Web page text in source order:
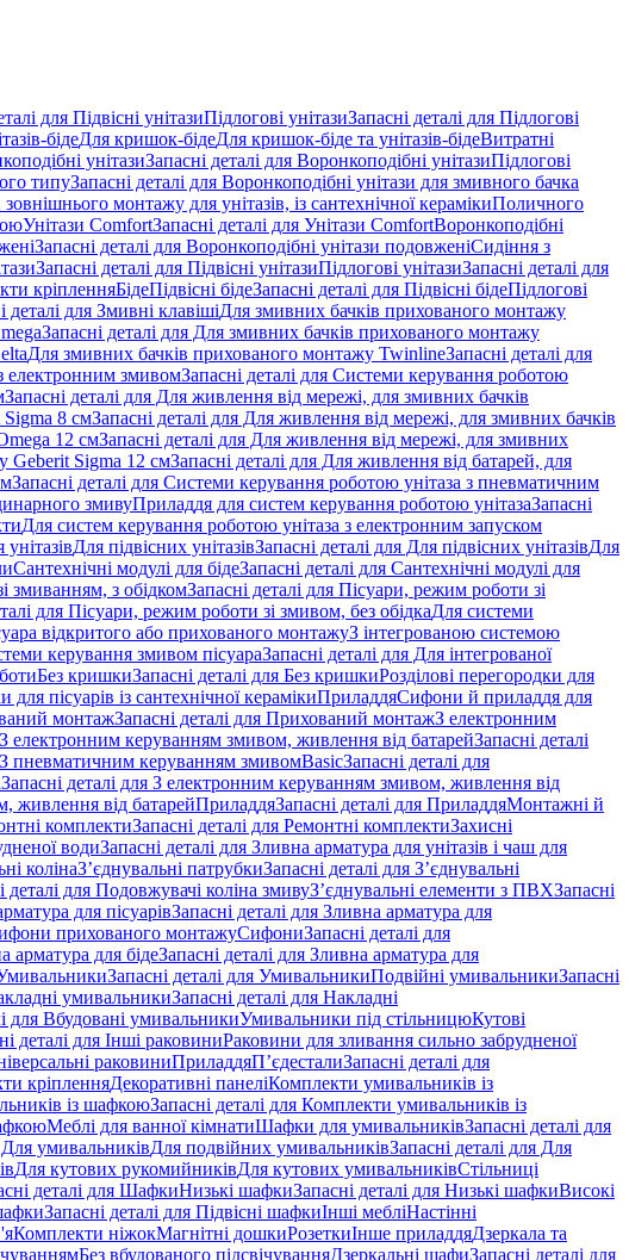
для Підвісні унітазиПідлогові унітазиЗапасні деталі для Підлогові
бідеДля кришок-бідеДля кришок-біде та унітазів-бідеВитратні
унітазиЗапасні деталі для Воронкоподібні унітазиПідлогові
типуЗапасні деталі для Воронкоподібні унітази для змивного бачка
монтажу для унітазів, із сантехнічної керамікиПоличного
Унітази ComfortЗапасні деталі для Унітази ComfortВоронкоподібні
Запасні деталі для Воронкоподібні унітази подовженіСидіння з
Запасні деталі для Підвісні унітазиПідлогові унітазиЗапасні деталі для
кріпленняБідеПідвісні бідеЗапасні деталі для Підвісні бідеПідлогові
деталі для Змивні клавішіДля змивних бачків прихованого монтажу
Запасні деталі для Для змивних бачків прихованого монтажу
Для змивних бачків прихованого монтажу TwinlineЗапасні деталі для
електронним змивомЗапасні деталі для Системи керування роботою
Запасні деталі для Для живлення від мережі, для змивних бачків
8 смЗапасні деталі для Для живлення від мережі, для змивних бачків
12 смЗапасні деталі для Для живлення від мережі, для змивних
Geberit Sigma 12 смЗапасні деталі для Для живлення від батарей, для
Запасні деталі для Системи керування роботою унітаза з пневматичним
змивуПриладдя для систем керування роботою унітазаЗапасні
Для систем керування роботою унітаза з електронним запуском
Для підвісних унітазівЗапасні деталі для Для підвісних унітазівДля
Сантехнічні модулі для бідеЗапасні деталі для Сантехнічні модулі для
змиванням, з обідкомЗапасні деталі для Пісуари, режим роботи зі
для Пісуари, режим роботи зі змивом, без обідкаДля системи
відкритого або прихованого монтажуЗ інтегрованою системою
керування змивом пісуараЗапасні деталі для Для інтегрованої
Без кришкиЗапасні деталі для Без кришкиРозділові перегородки для
для пісуарів із сантехнічної керамікиПриладдяСифони й приладдя для
монтажЗапасні деталі для Прихований монтажЗ електронним
З електронним керуванням змивом, живлення від батарейЗапасні деталі
З пневматичним керуванням змивомBasicЗапасні деталі для
Запасні деталі для З електронним керуванням змивом, живлення від
живлення від батарейПриладдяЗапасні деталі для ПриладдяМонтажні й
комплектиЗапасні деталі для Ремонтні комплектиЗахисні
водиЗапасні деталі для Зливна арматура для унітазів і чаш для
колінаЗ’єднувальні патрубкиЗапасні деталі для З’єднувальні
деталі для Подовжувачі коліна змивуЗ’єднувальні елементи з ПВХЗапасні
для пісуарівЗапасні деталі для Зливна арматура для
прихованого монтажуСифониЗапасні деталі для
арматура для бідеЗапасні деталі для Зливна арматура для
Запасні деталі для УмивальникиПодвійні умивальникиЗапасні
умивальникиЗапасні деталі для Накладні
для Вбудовані умивальникиУмивальники під стільницюКутові
деталі для Інші раковиниРаковини для зливання сильно забрудненої
раковиниПриладдяП’єдесталиЗапасні деталі для
кріпленняДекоративні панеліКомплекти умивальників із
із шафкоюЗапасні деталі для Комплекти умивальників із
Меблі для ванної кімнатиШафки для умивальниківЗапасні деталі для
Для умивальниківДля подвійних умивальниківЗапасні деталі для Для
Для кутових рукомийниківДля кутових умивальниківСтільниці
деталі для ШафкиНизькі шафкиЗапасні деталі для Низькі шафкиВисокі
Запасні деталі для Підвісні шафкиІнші мебліНастінні
Комплекти ніжокМагнітні дошкиРозеткиІнше приладдяДзеркала та
Без вбудованого підсвічуванняДзеркальні шафиЗапасні деталі для